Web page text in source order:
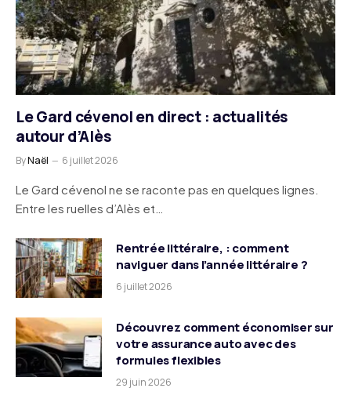
Le Gard cévenol en direct : actualités
autour d’Alès
ByNaël 6 juillet 2026
Le Gard cévenol ne se raconte pas en quelques lignes.
Entre les ruelles d’Alès et…
Rentrée littéraire, : comment
naviguer dans l’année littéraire ?
6 juillet 2026
Découvrez comment économiser sur
votre assurance auto avec des
formules flexibles
29 juin 2026